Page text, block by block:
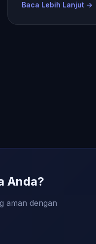
Baca Lebih Lanjut →
Anda?
aman dengan